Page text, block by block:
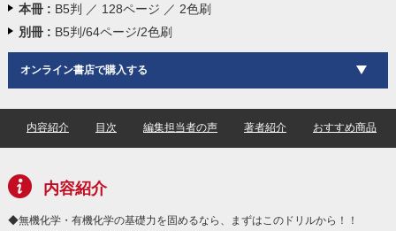
本冊 : B5判 ／ 128ページ ／ 2色刷
別冊 : B5判/64ページ/2色刷
オンライン書店で購入する
内容紹介 目次 編集担当者の声 著者紹介 おすすめ商品
内容紹介
◆無機化学・有機化学の基礎力を固めるなら、まずはこのドリルから！！